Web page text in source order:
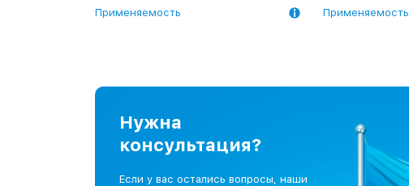
Применяемость Применяемость
Нужна
консультация?
Если у вас остались вопросы, наши